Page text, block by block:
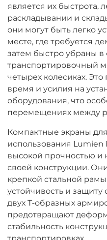
является их быстрота,
раскладывании и
они могут быть легко
месте, где требуется
затем быстро убраны
транспортировочный
четырех колесиках.
время и усилия на
оборудования, что
перемещениях между
Компактные экраны
использования Lumien
высокой прочностью и
своей конструкции.
крепкой стальной
устойчивость и
двух Т-образных
предотвращают
стабильность